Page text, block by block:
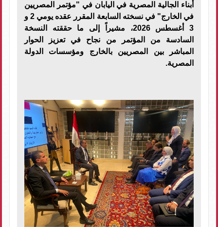
أبناء الجالية المصرية في اليابان في "مؤتمر المصريين
في الخارج" في نسخته السابعة المقرر عقده يومي 2 و
3 أغسطس 2026، مشيراً إلى ما حققته النسخة
السادسة من المؤتمر من نجاح في تعزيز الحوار
المباشر بين المصريين بالخارج ومؤسسات الدولة
المصرية.